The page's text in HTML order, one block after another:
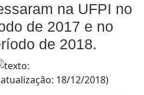
na UFPI no
de 2017 e no
de 2018.
18/12/2018)